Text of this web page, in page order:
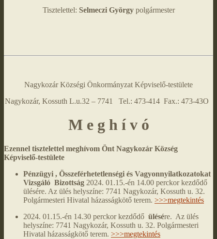
Tisztelettel: Selmeczi Györgypolgármester
Nagykozár Községi Önkormányzat Képviselő-testülete
Nagykozár, Kossuth L.u.32 – 7741 Tel.: 473-414 Fax.: 473-43O
M e g h í v ó
Ezennel tisztelettel meghívom Önt Nagykozár Község
Képviselő-testülete
Pénzügyi , Összeférhetetlenségi és Vagyonnyilatkozatokat
Vizsgáló Bizottság 2024. 01.15.-én 14.00 perckor kezdődő
ülésére. Az ülés helyszíne: 7741 Nagykozár, Kossuth u. 32.
Polgármesteri Hivatal házasságkötő terem. >>>megtekintés
2024. 01.15.-én 14.30 perckor kezdődő ülésére. Az ülés
helyszíne: 7741 Nagykozár, Kossuth u. 32. Polgármesteri
Hivatal házasságkötő terem. >>>megtekintés